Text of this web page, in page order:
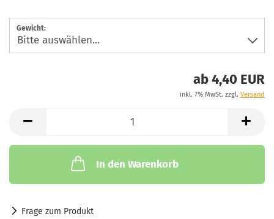
Gewicht:
ab 4,40 EUR
inkl. 7% MwSt. zzgl. Versand
In den Warenkorb
Frage zum Produkt